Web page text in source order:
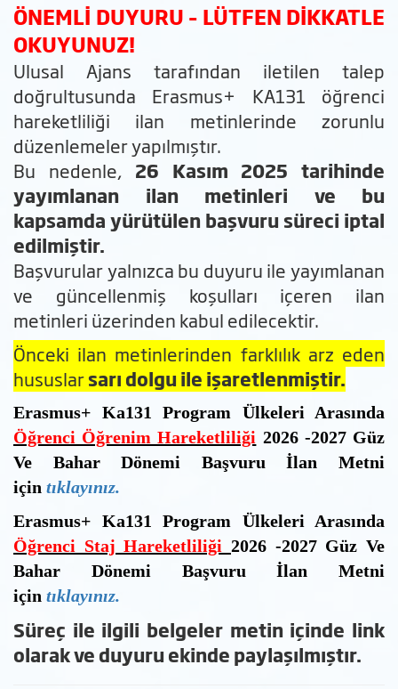
ÖNEMLİ DUYURU – LÜTFEN DİKKATLE
OKUYUNUZ!
Ulusal Ajans tarafından iletilen talep
doğrultusunda Erasmus+ KA131 öğrenci
hareketliliği ilan metinlerinde zorunlu
düzenlemeler yapılmıştır.
Bu nedenle, 26 Kasım 2025 tarihinde
yayımlanan ilan metinleri ve bu
kapsamda yürütülen başvuru süreci iptal
edilmiştir.
Başvurular yalnızca bu duyuru ile yayımlanan
ve güncellenmiş koşulları içeren ilan
metinleri üzerinden kabul edilecektir.
Önceki ilan metinlerinden farklılık arz eden
hususlarsarı dolgu ile işaretlenmiştir.
Erasmus+ Ka131 Program Ülkeleri Arasında
Öğrenci Öğrenim Hareketliliği 2026 -2027 Güz
Ve Bahar Dönemi Başvuru İlan Metni
için tıklayınız.
Erasmus+ Ka131 Program Ülkeleri Arasında
Öğrenci Staj Hareketliliği 2026 -2027 Güz Ve
Bahar Dönemi Başvuru İlan Metni
için tıklayınız.
Süreç ile ilgili belgeler metin içinde link
olarak ve duyuru ekinde paylaşılmıştır.